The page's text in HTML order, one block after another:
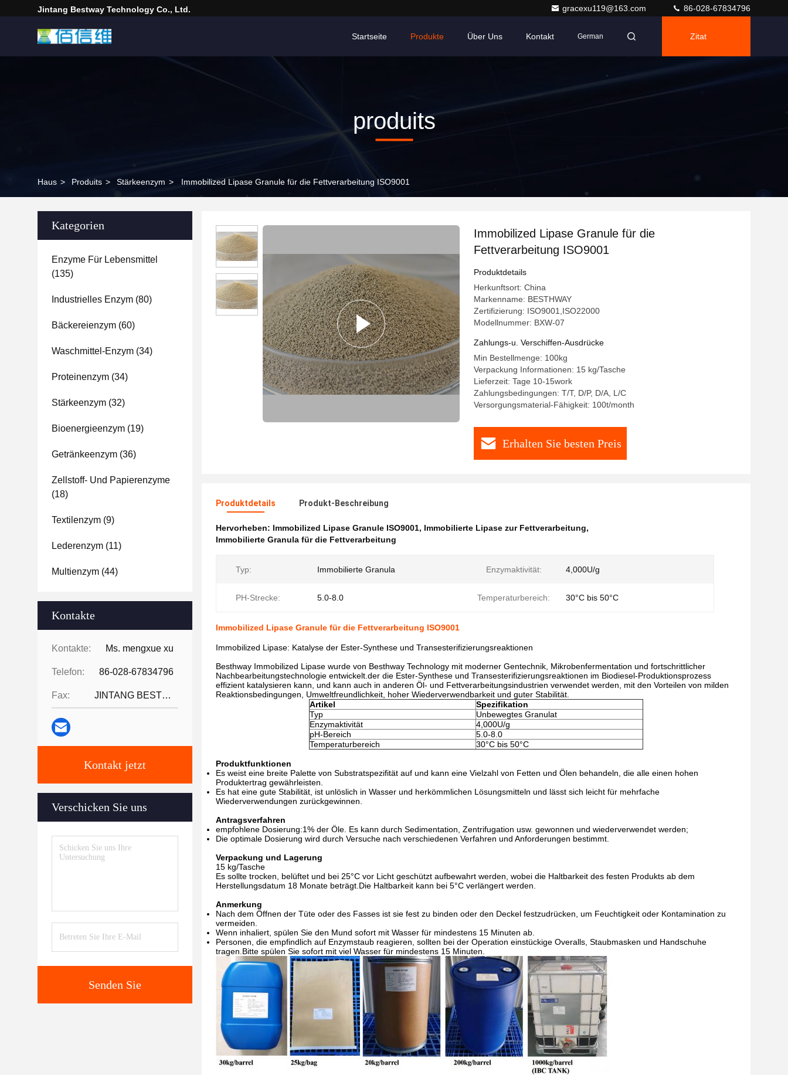
Jintang Bestway Technology Co., Ltd. gracexu119@163.com 86-028-67834796
Startseite Produkte Über Uns Kontakt German Zitat
produits
Haus > Produits > Stärkeenzym > Immobilized Lipase Granule für die Fettverarbeitung ISO9001
Kategorien
Enzyme Für Lebensmittel
(135)
Industrielles Enzym (80)
Bäckereienzym (60)
Waschmittel-Enzym (34)
Proteinenzym (34)
Stärkeenzym (32)
Bioenergieenzym (19)
Getränkeenzym (36)
Zellstoff- Und Papierenzyme
(18)
Textilenzym (9)
Lederenzym (11)
Multienzym (44)
Kontakte
Kontakte: Ms. mengxue xu
Telefon: 86-028-67834796
Fax: JINTANG BESTWAY TECHNOLOGY CO
Kontakt jetzt
Verschicken Sie uns
Senden Sie
Immobilized Lipase Granule für die
Fettverarbeitung ISO9001
Produktdetails
Herkunftsort: China
Markenname: BESTHWAY
Zertifizierung: ISO9001,ISO22000
Modellnummer: BXW-07
Zahlungs-u. Verschiffen-Ausdrücke
Min Bestellmenge: 100kg
Verpackung Informationen: 15 kg/Tasche
Lieferzeit: Tage 10-15work
Zahlungsbedingungen: T/T, D/P, D/A, L/C
Versorgungsmaterial-Fähigkeit: 100t/month
Erhalten Sie besten Preis
Produktdetails Produkt-Beschreibung
Hervorheben: Immobilized Lipase Granule ISO9001, Immobilierte Lipase zur Fettverarbeitung,
Immobilierte Granula für die Fettverarbeitung
Typ: Immobilierte Granula Enzymaktivität: 4,000U/g
PH-Strecke: 5.0-8.0 Temperaturbereich: 30°C bis 50°C
Immobilized Lipase Granule für die Fettverarbeitung ISO9001
Immobilized Lipase: Katalyse der Ester-Synthese und Transesterifizierungsreaktionen
Besthway Immobilized Lipase wurde von Besthway Technology mit moderner Gentechnik, Mikrobenfermentation und fortschrittlicher
Nachbearbeitungstechnologie entwickelt.der die Ester-Synthese und Transesterifizierungsreaktionen im Biodiesel-Produktionsprozess
effizient katalysieren kann, und kann auch in anderen Öl- und Fettverarbeitungsindustrien verwendet werden, mit den Vorteilen von milden
Reaktionsbedingungen, Umweltfreundlichkeit, hoher Wiederverwendbarkeit und guter Stabilität.
Artikel
Spezifikation
Typ
Unbewegtes Granulat
Enzymaktivität
4,000U/g
pH-Bereich
5.0-8.0
Temperaturbereich
30°C bis 50°C
Produktfunktionen
Es weist eine breite Palette von Substratspezifität auf und kann eine Vielzahl von Fetten und Ölen behandeln, die alle einen hohen
Produktertrag gewährleisten.
Es hat eine gute Stabilität, ist unlöslich in Wasser und herkömmlichen Lösungsmitteln und lässt sich leicht für mehrfache
Wiederverwendungen zurückgewinnen.
Antragsverfahren
empfohlene Dosierung:1% der Öle. Es kann durch Sedimentation, Zentrifugation usw. gewonnen und wiederverwendet werden;
Die optimale Dosierung wird durch Versuche nach verschiedenen Verfahren und Anforderungen bestimmt.
Verpackung und Lagerung
15 kg/Tasche
Es sollte trocken, belüftet und bei 25°C vor Licht geschützt aufbewahrt werden, wobei die Haltbarkeit des festen Produkts ab dem
Herstellungsdatum 18 Monate beträgt.Die Haltbarkeit kann bei 5°C verlängert werden.
Anmerkung
Nach dem Öffnen der Tüte oder des Fasses ist sie fest zu binden oder den Deckel festzudrücken, um Feuchtigkeit oder Kontamination zu
vermeiden.
Wenn inhaliert, spülen Sie den Mund sofort mit Wasser für mindestens 15 Minuten ab.
Personen, die empfindlich auf Enzymstaub reagieren, sollten bei der Operation einstückige Overalls, Staubmasken und Handschuhe
tragen.Bitte spülen Sie sofort mit viel Wasser für mindestens 15 Minuten.